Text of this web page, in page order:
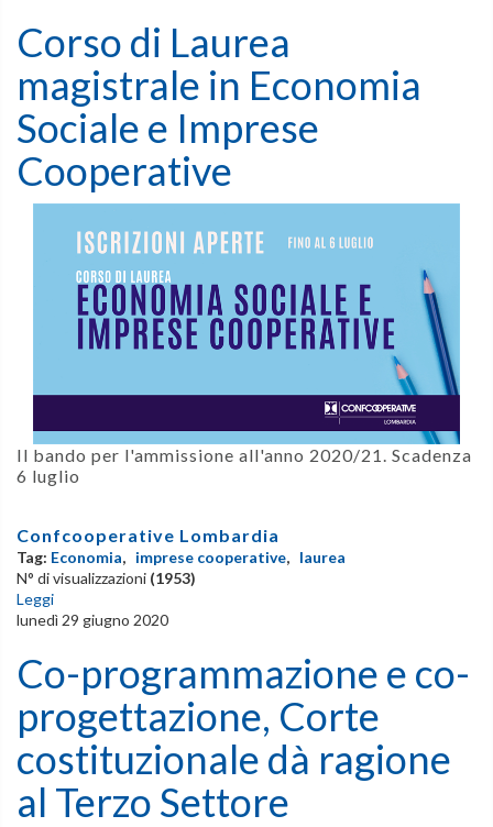
Corso di Laurea
magistrale in Economia
Sociale e Imprese
Cooperative
Il bando per l'ammissione all'anno 2020/21. Scadenza
6 luglio
Confcooperative Lombardia
Tag: Economia, imprese cooperative, laurea
N° di visualizzazioni (1953)
Leggi
lunedì 29 giugno 2020
Co-programmazione e co-
progettazione, Corte
costituzionale dà ragione
al Terzo Settore